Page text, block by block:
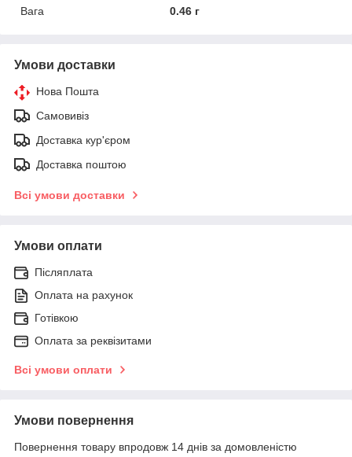
Вага
0.46 г
Умови доставки
Нова Пошта
Самовивіз
Доставка кур'єром
Доставка поштою
Всі умови доставки
Умови оплати
Післяплата
Оплата на рахунок
Готівкою
Оплата за реквізитами
Всі умови оплати
Умови повернення
Повернення товару впродовж 14 днів за домовленістю